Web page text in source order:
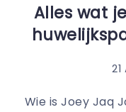
Alles wat
Wie is Joey Jaq